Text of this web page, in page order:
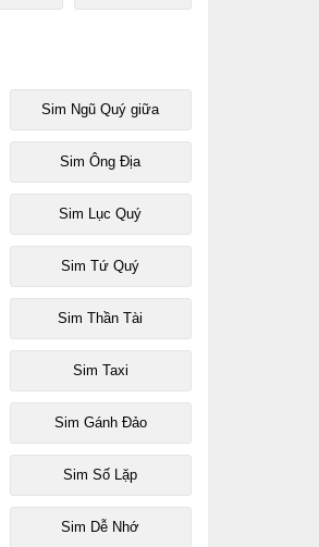
Sim Ngũ Quý giữa
Sim Ông Địa
Sim Lục Quý
Sim Tứ Quý
Sim Thần Tài
Sim Taxi
Sim Gánh Đảo
Sim Số Lặp
Sim Dễ Nhớ